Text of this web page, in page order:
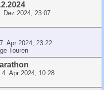
Dez 2024, 23:07
Apr 2024, 23:22
Touren
4. Apr 2024, 10:28